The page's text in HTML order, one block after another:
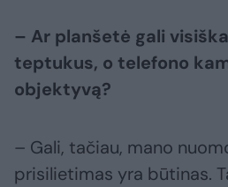
– Ar planšetė gali
teptukus, o telefono
objektyvą?
– Gali, tačiau, mano
prisilietimas yra būtinas.